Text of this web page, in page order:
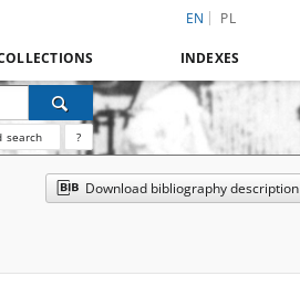
EN PL
INDEXES
search ?
Download bibliography description